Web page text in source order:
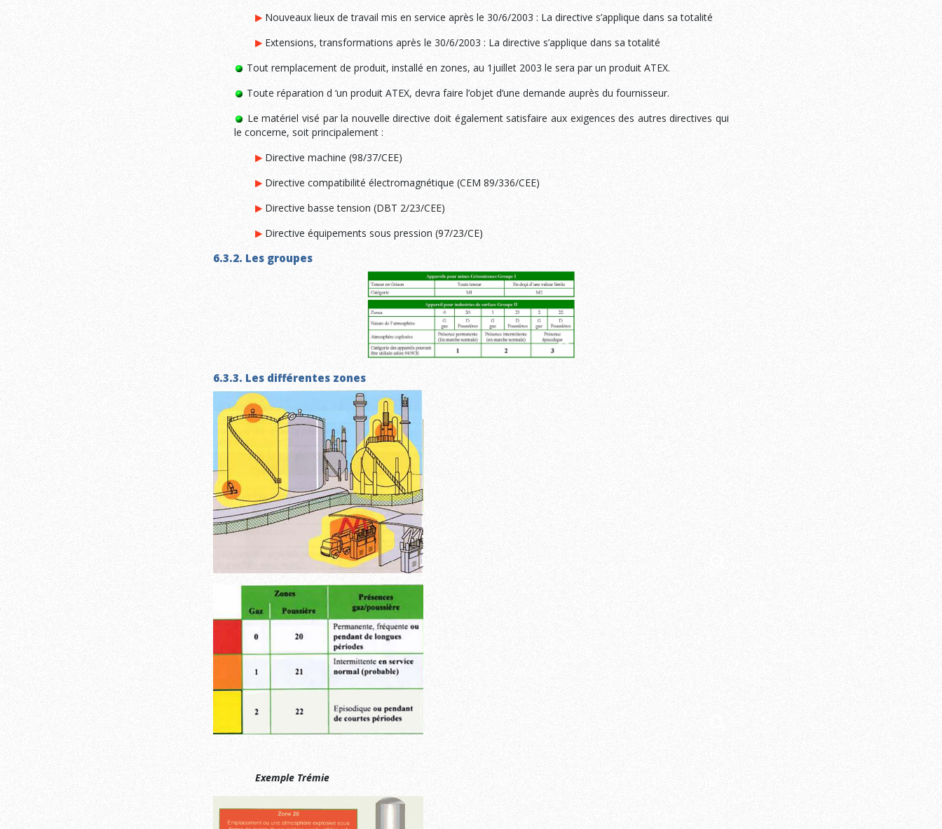
Nouveaux lieux de travail mis en service après le 30/6/2003 : La directive s’applique dans sa totalité
Extensions, transformations après le 30/6/2003 : La directive s’applique dans sa totalité
Tout remplacement de produit, installé en zones, au 1juillet 2003 le sera par un produit ATEX.
Toute réparation d ‘un produit ATEX, devra faire l’objet d’une demande auprès du fournisseur.
Le matériel visé par la nouvelle directive doit également satisfaire aux exigences des autres directives qui
le concerne, soit principalement :
Directive machine (98/37/CEE)
Directive compatibilité électromagnétique (CEM 89/336/CEE)
Directive basse tension (DBT 2/23/CEE)
Directive équipements sous pression (97/23/CE)
6.3.2. Les groupes
6.3.3. Les différentes zones
Exemple Trémie